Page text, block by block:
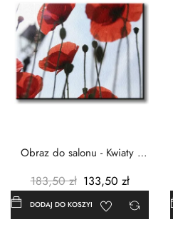
Obraz do salonu - Kwiaty -
183,50 zł 133,50 zł
DODAJ DO KOSZYKA